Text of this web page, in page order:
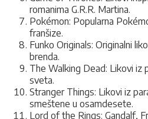
romanima G.R.R. Martina.
Pokémon: Popularna
franšize.
Funko Originals: Originalni
brenda.
The Walking Dead: Likovi iz
sveta.
Stranger Things: Likovi iz
smeštene u osamdesete.
Lord of the Rings: Gandalf,